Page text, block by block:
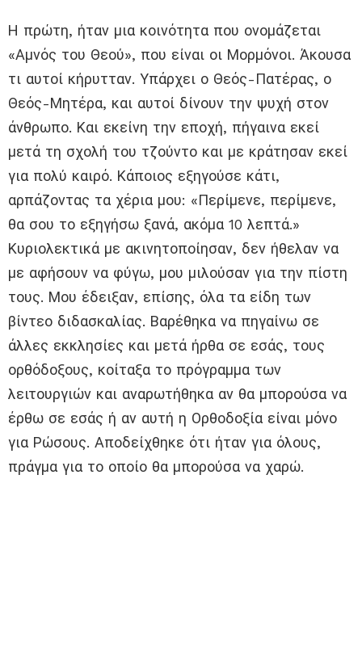
Η πρώτη, ήταν μια κοινότητα που ονομάζεται
«Αμνός του Θεού», που είναι οι Μορμόνοι. Άκουσα
τι αυτοί κήρυτταν. Υπάρχει ο Θεός-Πατέρας, ο
Θεός-Μητέρα, και αυτοί δίνουν την ψυχή στον
άνθρωπο. Και εκείνη την εποχή, πήγαινα εκεί
μετά τη σχολή του τζούντο και με κράτησαν εκεί
για πολύ καιρό. Κάποιος εξηγούσε κάτι,
αρπάζοντας τα χέρια μου: «Περίμενε, περίμενε,
θα σου το εξηγήσω ξανά, ακόμα 10 λεπτά.»
Κυριολεκτικά με ακινητοποίησαν, δεν ήθελαν να
με αφήσουν να φύγω, μου μιλούσαν για την πίστη
τους. Μου έδειξαν, επίσης, όλα τα είδη των
βίντεο διδασκαλίας. Βαρέθηκα να πηγαίνω σε
άλλες εκκλησίες και μετά ήρθα σε εσάς, τους
ορθόδοξους, κοίταξα το πρόγραμμα των
λειτουργιών και αναρωτήθηκα αν θα μπορούσα να
έρθω σε εσάς ή αν αυτή η Ορθοδοξία είναι μόνο
για Ρώσους. Αποδείχθηκε ότι ήταν για όλους,
πράγμα για το οποίο θα μπορούσα να χαρώ.